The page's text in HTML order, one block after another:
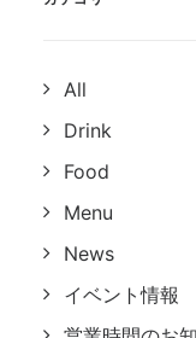
All
Drink
Food
Menu
News
イベント情報